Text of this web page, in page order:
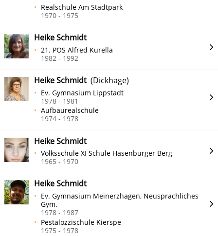
Realschule Am Stadtpark
1970 - 1975
Heike Schmidt
21. POS Alfred Kurella
1982 - 1992
Heike Schmidt (Dickhage)
Ev. Gymnasium Lippstadt
1978 - 1981
Aufbaurealschule
1974 - 1978
Heike Schmidt
Volksschule XI Schule Hasenburger Berg
1965 - 1970
Heike Schmidt
Ev. Gymnasium Meinerzhagen, Neusprachliches
Gym.
1978 - 1987
Pestalozzischule Kierspe
1975 - 1978